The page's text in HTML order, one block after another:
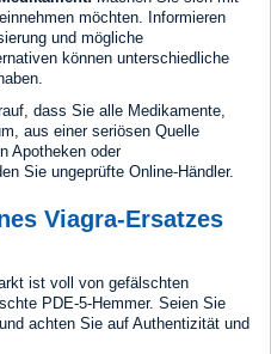
möchten. Informieren
und mögliche
können unterschiedliche
dass Sie alle Medikamente,
aus einer seriösen Quelle
Apotheken oder
Sie ungeprüfte Online-Händler.
Viagra-Ersatzes
ist voll von gefälschten
PDE-5-Hemmer. Seien Sie
achten Sie auf Authentizität und